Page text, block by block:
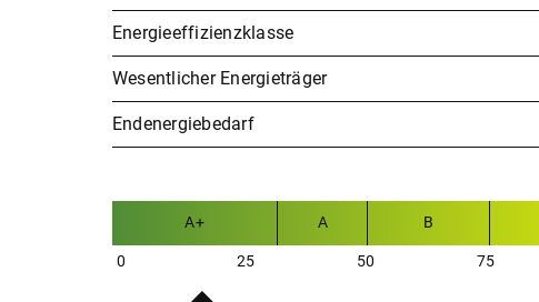
Energieeffizienzklasse
Wesentlicher Energieträger
Endenergiebedarf
A+ A B
0 25 50 75